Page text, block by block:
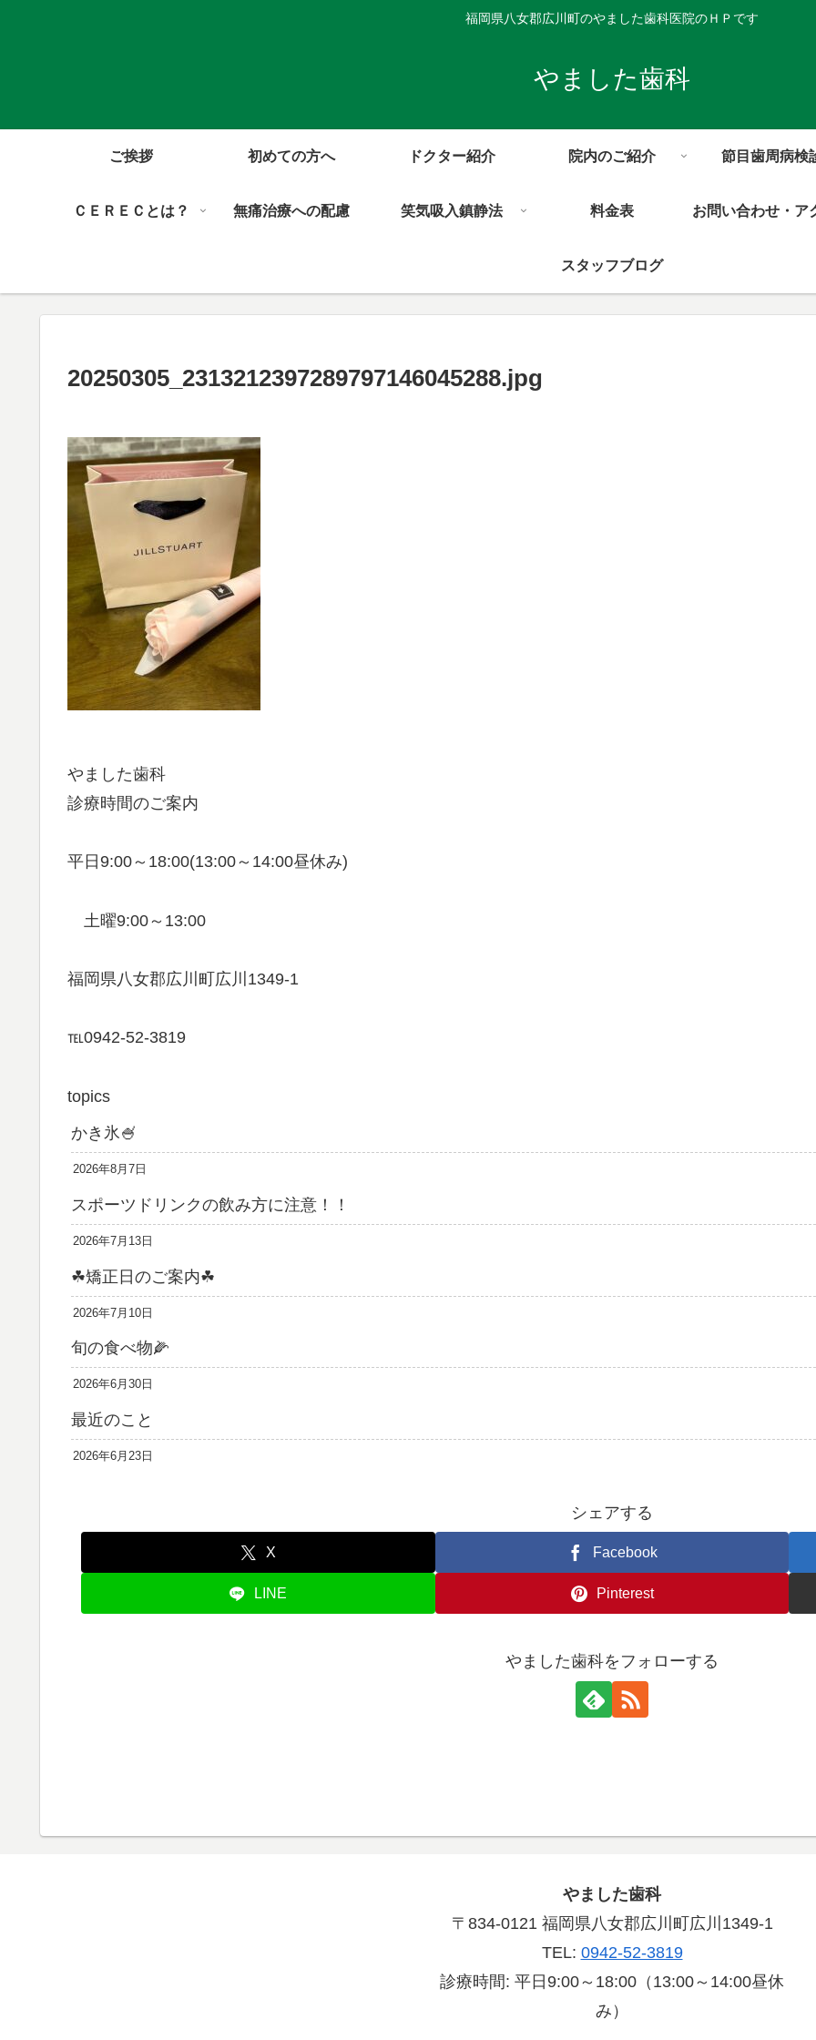
福岡県八女郡広川町のやました歯科医院のＨＰです
やました歯科
ご挨拶 初めての方へ ドクター紹介 院内のご紹介 節目歯周病検
ＣＥＲＥＣとは？ 無痛治療への配慮 笑気吸入鎮静法 料金表 お問い合わせ・ア
スタッフブログ
20250305_2313212397289797146045288.jpg
やました歯科
診療時間のご案内
平日9:00～18:00(13:00～14:00昼休み)
土曜9:00～13:00
福岡県八女郡広川町広川1349-1
℡0942-52-3819
topics
かき氷🍧
2026年8月7日
スポーツドリンクの飲み方に注意！！
2026年7月13日
☘矯正日のご案内☘
2026年7月10日
旬の食べ物🌽
2026年6月30日
最近のこと
2026年6月23日
シェアする
X Facebook
LINE Pinterest
やました歯科をフォローする
やました歯科
〒834-0121 福岡県八女郡広川町広川1349-1
TEL: 0942-52-3819
診療時間: 平日9:00～18:00（13:00～14:00昼休
み）